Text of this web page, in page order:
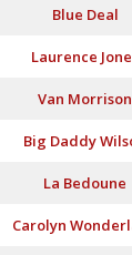
Blue Deal
Laurence
Van Morrison
Big Daddy
La Bedoune
Carolyn